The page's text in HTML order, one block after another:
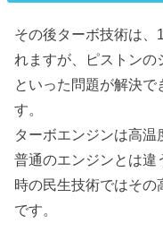
その後ターボ技術は、
れますが、ピストンの
といった問題が解決で
す。
ターボエンジンは高温
普通のエンジンとは違
時の民生技術ではそ
です。